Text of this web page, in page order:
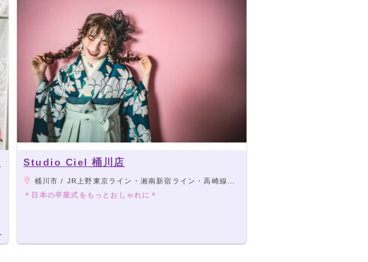
Studio Ciel 桶川店
桶川市 / JR上野東京ライン・湘南新宿ライン・高崎線「桶川駅」から徒歩7分
＊日本の卒業式をもっとおしゃれに＊